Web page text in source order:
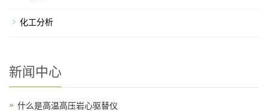
化工分析
新闻中心
什么是高温高压岩心驱替仪